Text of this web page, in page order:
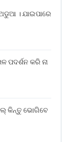
। ଯାଇପାରେ
ପଦର୍ଶନ କରି ନା
କିନ୍ତୁ ଭୋଗିବେ